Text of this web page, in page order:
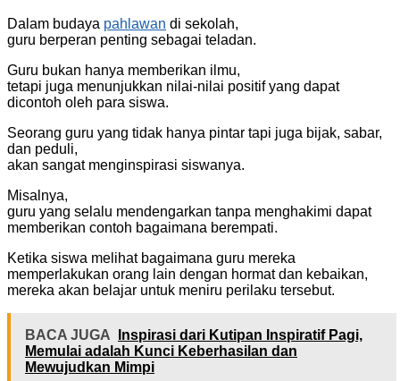
Dalam budaya pahlawan di sekolah,
guru berperan penting sebagai teladan.
Guru bukan hanya memberikan ilmu,
tetapi juga menunjukkan nilai-nilai positif yang dapat
dicontoh oleh para siswa.
Seorang guru yang tidak hanya pintar tapi juga bijak, sabar,
dan peduli,
akan sangat menginspirasi siswanya.
Misalnya,
guru yang selalu mendengarkan tanpa menghakimi dapat
memberikan contoh bagaimana berempati.
Ketika siswa melihat bagaimana guru mereka
memperlakukan orang lain dengan hormat dan kebaikan,
mereka akan belajar untuk meniru perilaku tersebut.
BACA JUGA
Inspirasi dari Kutipan Inspiratif Pagi,
Memulai adalah Kunci Keberhasilan dan
Mewujudkan Mimpi